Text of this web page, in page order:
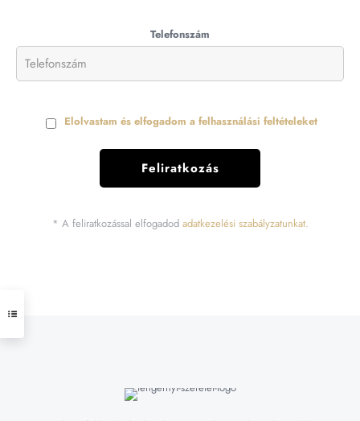
Telefonszám
Elolvastam és elfogadom a felhasználási feltételeket
* A feliratkozással elfogadod adatkezelési szabályzatunkat.